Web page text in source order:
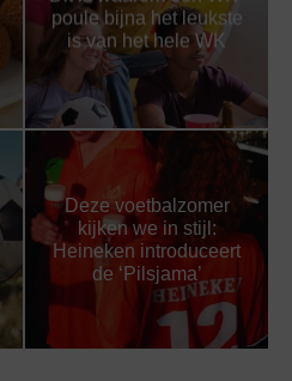
poule bijna het leukste
is van het hele WK
Deze voetbalzomer
kijken we in stijl:
Heineken introduceert
de ‘Pilsjama’